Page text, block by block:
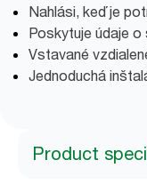
Nahlási, keď je
Poskytuje údaje
Vstavané
Jednoduchá
Product